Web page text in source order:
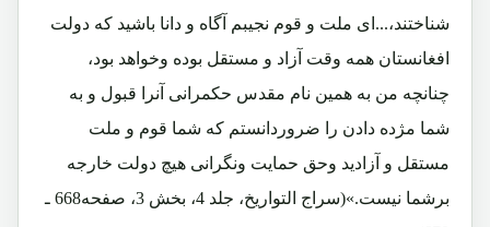
شناختند،...ای ملت و قوم نجیبم آگاه و دانا باشید که دولت
افغانستان همه وقت آزاد و مستقل بوده وخواهد بود،
چنانچه من به همین نام مقدس حکمرانی آنرا قبول و به
شما مژده دادن را ضروردانستم که شما قوم و ملت
مستقل و آزادید وحق حمایت ونگرانی هیچ دولت خارجه
برشما نیست.»(سراج التواریخ، جلد 4، بخش 3، صفحه668 ـ